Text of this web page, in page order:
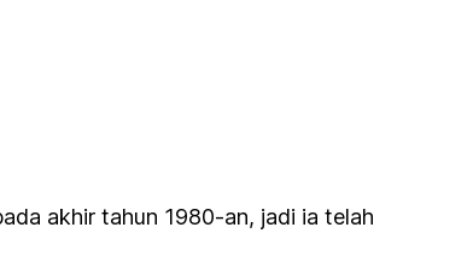
akhir tahun 1980-an, jadi ia telah